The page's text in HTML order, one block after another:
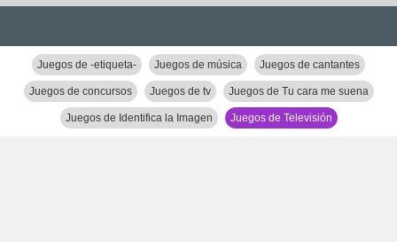
Juegos de -etiqueta- Juegos de música Juegos de cantantes
Juegos de concursos Juegos de tv Juegos de Tu cara me suena
Juegos de Identifica la Imagen Juegos de Televisión